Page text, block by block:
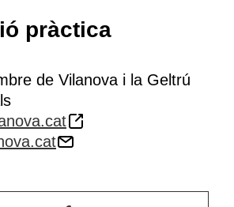
pràctica
de Vilanova i la Geltrú